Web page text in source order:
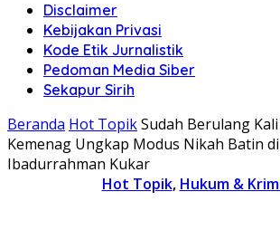
Disclaimer
Kebijakan Privasi
Kode Etik Jurnalistik
Pedoman Media Siber
Sekapur Sirih
Beranda Hot TopikSudah Berulang
Kemenag Ungkap Modus Nikah Batin
Ibadurrahman Kukar
Hot Topik, Hukum &